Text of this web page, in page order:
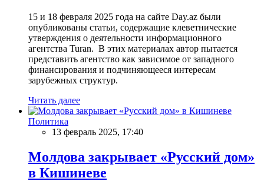
15 и 18 февраля 2025 года на сайте Day.az были
опубликованы статьи, содержащие клеветнические
утверждения о деятельности информационного
агентства Turan. В этих материалах автор пытается
представить агентство как зависимое от западного
финансирования и подчиняющееся интересам
зарубежных структур.
Читать далее
Политика
13 февраль 2025, 17:40
Молдова закрывает «Русский дом»
в Кишиневе